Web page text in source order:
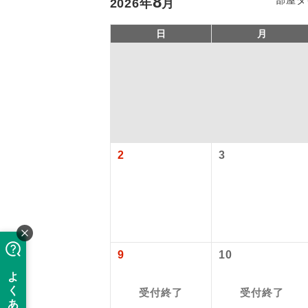
2026年 月
日 月
2 3
9
受付終了
10
受付終了
バスガ